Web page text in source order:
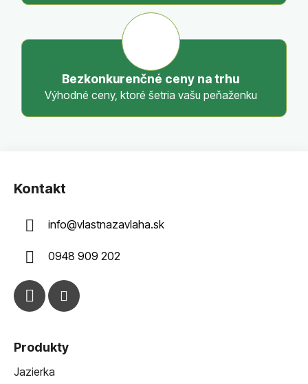
i
Bezkonkurenčné ceny na trhu
Výhodné ceny, ktoré šetria vašu peňaženku
Kontakt
info@vlastnazavlaha.sk
0948 909 202
Produkty
Jazierka